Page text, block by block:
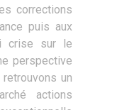
corrections
puis aux
crise sur le
perspective
un
actions